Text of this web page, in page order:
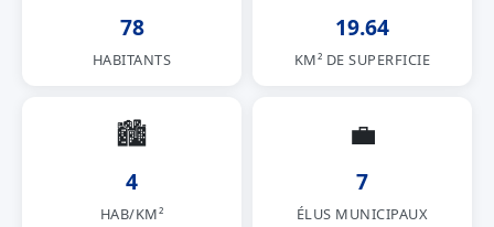
78
HABITANTS
19.64
KM² DE SUPERFICIE
🏙
4
HAB/KM²
💼
7
ÉLUS MUNICIPAUX